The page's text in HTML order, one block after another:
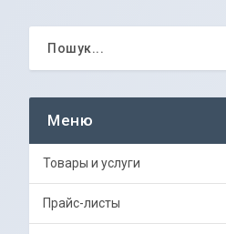
Товары и услуги
Прайс-листы